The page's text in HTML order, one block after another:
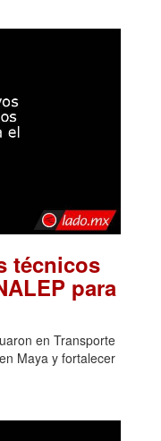
técnicos
para
en Transporte
Maya y fortalecer